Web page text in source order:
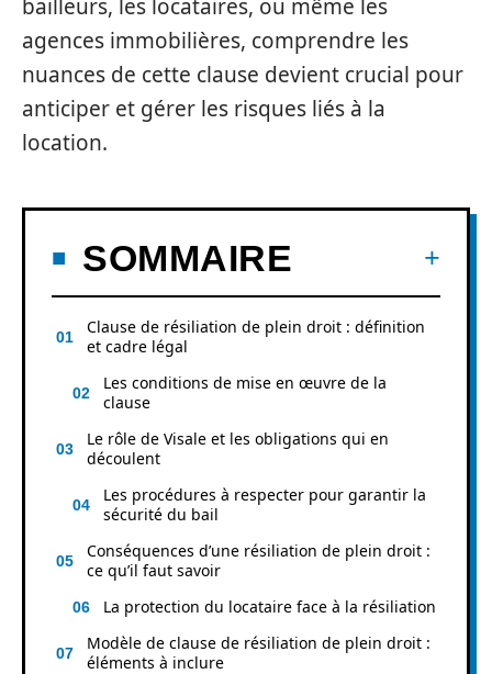
bailleurs, les locataires, ou même les
agences immobilières, comprendre les
nuances de cette clause devient crucial pour
anticiper et gérer les risques liés à la
location.
SOMMAIRE
Clause de résiliation de plein droit : définition
et cadre légal
Les conditions de mise en œuvre de la
clause
Le rôle de Visale et les obligations qui en
découlent
Les procédures à respecter pour garantir la
sécurité du bail
Conséquences d’une résiliation de plein droit :
ce qu’il faut savoir
La protection du locataire face à la résiliation
Modèle de clause de résiliation de plein droit :
éléments à inclure